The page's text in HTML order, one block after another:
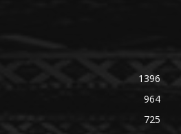
1396
964
725